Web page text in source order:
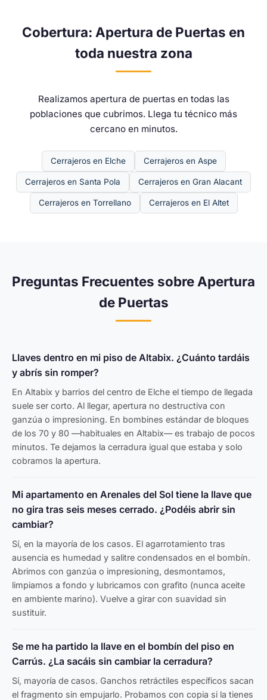
Cobertura: Apertura de Puertas en
toda nuestra zona
Realizamos apertura de puertas en todas las
poblaciones que cubrimos. Llega tu técnico más
cercano en minutos.
Cerrajeros en Elche Cerrajeros en Aspe
Cerrajeros en Santa Pola Cerrajeros en Gran Alacant
Cerrajeros en Torrellano Cerrajeros en El Altet
Preguntas Frecuentes sobre Apertura
de Puertas
Llaves dentro en mi piso de Altabix. ¿Cuánto tardáis
y abrís sin romper?
En Altabix y barrios del centro de Elche el tiempo de llegada
suele ser corto. Al llegar, apertura no destructiva con
ganzúa o impresioning. En bombines estándar de bloques
de los 70 y 80 —habituales en Altabix— es trabajo de pocos
minutos. Te dejamos la cerradura igual que estaba y solo
cobramos la apertura.
Mi apartamento en Arenales del Sol tiene la llave que
no gira tras seis meses cerrado. ¿Podéis abrir sin
cambiar?
Sí, en la mayoría de los casos. El agarrotamiento tras
ausencia es humedad y salitre condensados en el bombín.
Abrimos con ganzúa o impresioning, desmontamos,
limpiamos a fondo y lubricamos con grafito (nunca aceite
en ambiente marino). Vuelve a girar con suavidad sin
sustituir.
Se me ha partido la llave en el bombín del piso en
Carrús. ¿La sacáis sin cambiar la cerradura?
Sí, mayoría de casos. Ganchos retráctiles específicos sacan
el fragmento sin empujarlo. Probamos con copia si la tienes